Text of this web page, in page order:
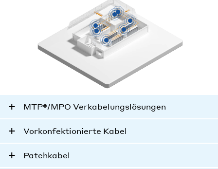
MTP®/MPO Verkabelungslösungen
Vorkonfektionierte Kabel
Patchkabel